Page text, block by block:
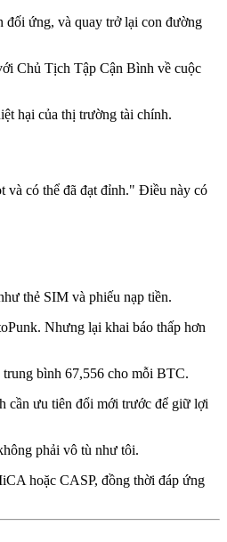
đối ứng, và quay trở lại con đường
Chủ Tịch Tập Cận Bình về cuộc
hại của thị trường tài chính.
có thể đã đạt đỉnh." Điều này có
thẻ SIM và phiếu nạp tiền.
Nhưng lại khai báo thấp hơn
bình 67,556 cho mỗi BTC.
cần ưu tiên đổi mới trước để giữ lợi
phải vô tù như tôi.
hoặc CASP, đồng thời đáp ứng